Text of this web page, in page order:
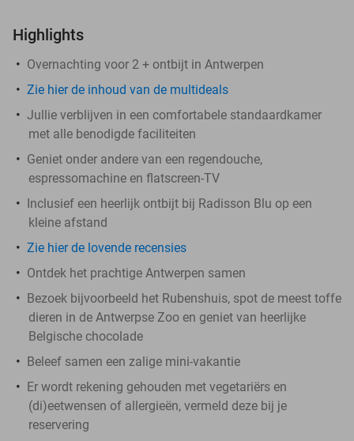
Highlights
Overnachting voor 2 + ontbijt in Antwerpen
Zie hier de inhoud van de multideals
Jullie verblijven in een comfortabele standaardkamer
met alle benodigde faciliteiten
Geniet onder andere van een regendouche,
espressomachine en flatscreen-TV
Inclusief een heerlijk ontbijt bij Radisson Blu op een
kleine afstand
Zie hier de lovende recensies
Ontdek het prachtige Antwerpen samen
Bezoek bijvoorbeeld het Rubenshuis, spot de meest toffe
dieren in de Antwerpse Zoo en geniet van heerlijke
Belgische chocolade
Beleef samen een zalige mini-vakantie
Er wordt rekening gehouden met vegetariërs en
(di)eetwensen of allergieën, vermeld deze bij je
reservering